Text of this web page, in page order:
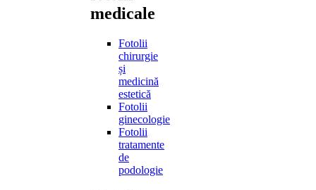
medicale
Fotolii
chirurgie
și
medicină
estetică
Fotolii
ginecologie
Fotolii
tratamente
de
podologie